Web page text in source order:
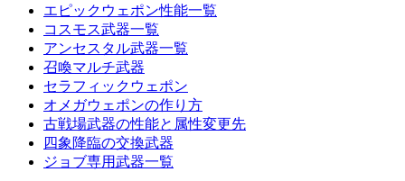
エピックウェポン性能一覧
コスモス武器一覧
アンセスタル武器一覧
召喚マルチ武器
セラフィックウェポン
オメガウェポンの作り方
古戦場武器の性能と属性変更先
四象降臨の交換武器
ジョブ専用武器一覧